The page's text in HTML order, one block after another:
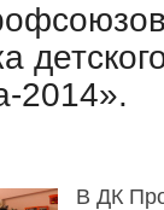
2014».
В ДК